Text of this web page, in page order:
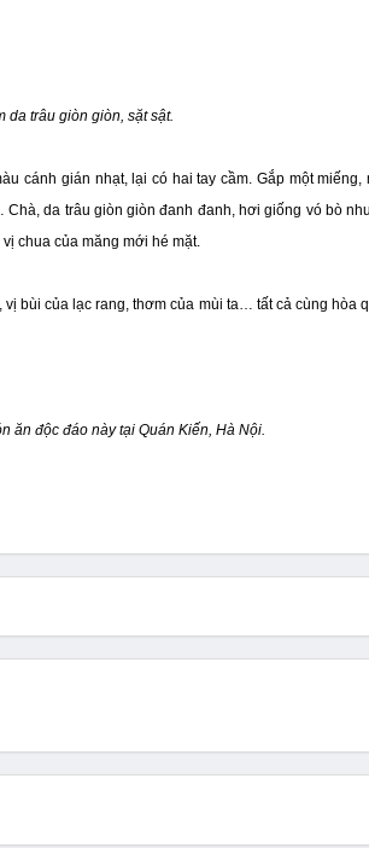
da trâu giòn giòn, sặt sật.
cánh gián nhạt, lại có hai tay cầm. Gắp một
da trâu giòn giòn đanh đanh, hơi giống vó bò
chua của măng mới hé mặt.
bùi của lạc rang, thơm của mùi ta… tất cả cùng hòa
ăn độc đáo này tại Quán Kiến, Hà Nội.